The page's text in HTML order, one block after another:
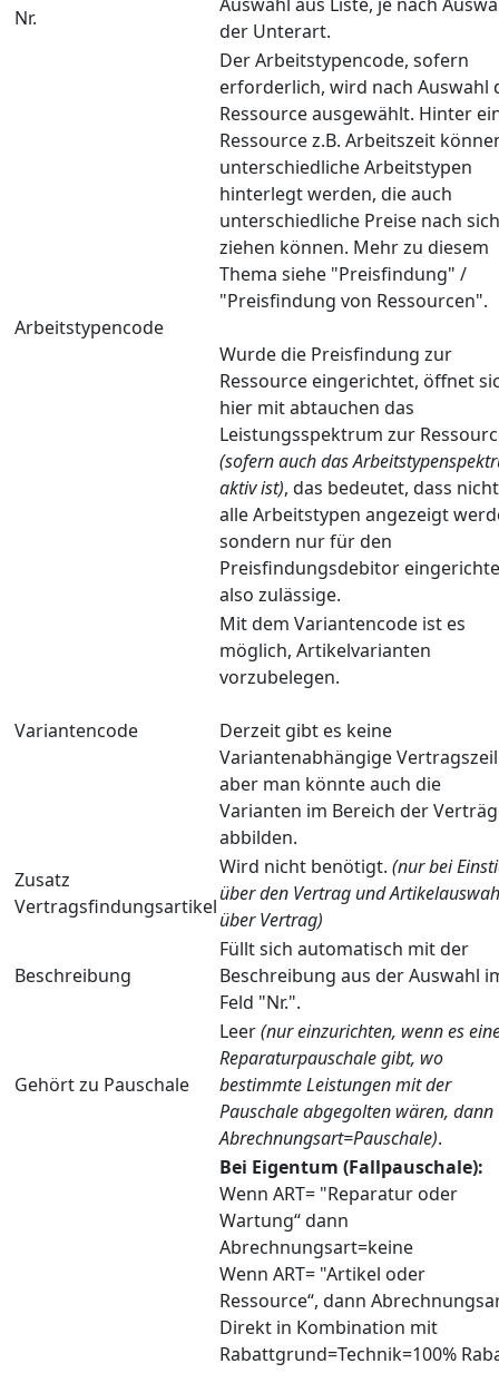
Nr.
der Unterart.
Arbeitstypencode
Der Arbeitstypencode, sofern
erforderlich, wird nach Auswahl
Ressource ausgewählt. Hinter
Ressource z.B. Arbeitszeit
unterschiedliche Arbeitstypen
hinterlegt werden, die auch
unterschiedliche Preise nach sich
ziehen können. Mehr zu diesem
Thema siehe "Preisfindung" /
"Preisfindung von Ressourcen".
Wurde die Preisfindung zur
Ressource eingerichtet, öffnet
hier mit abtauchen das
Leistungsspektrum zur
(sofern auch das
aktiv ist), das bedeutet, dass nicht
alle Arbeitstypen angezeigt
sondern nur für den
Preisfindungsdebitor
also zulässige.
Variantencode
Mit dem Variantencode ist es
möglich, Artikelvarianten
vorzubelegen.
Derzeit gibt es keine
Variantenabhängige
aber man könnte auch die
Varianten im Bereich der
abbilden.
Zusatz
Vertragsfindungsartikel
Wird nicht benötigt. (nur bei
über den Vertrag und
über Vertrag)
Beschreibung
Füllt sich automatisch mit der
Beschreibung aus der Auswahl
Feld "Nr.".
Gehört zu Pauschale
Leer(nur einzurichten, wenn es
Reparaturpauschale gibt, wo
bestimmte Leistungen mit der
Pauschale abgegolten wären, dann
Abrechnungsart=Pauschale).
Bei Eigentum (Fallpauschale):
Wenn ART= "Reparatur oder
Wartung“ dann
Abrechnungsart=keine
Wenn ART= "Artikel oder
Ressource“, dann
Direkt in Kombination mit
Rabattgrund=Technik=100%